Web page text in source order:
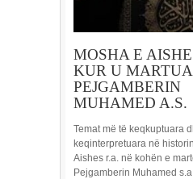
MOSHA E
KUR U
PEJGAMBERIN
MUHAMED A.S.
Temat më të keqkuptuara
keqinterpretuara në
Aishes r.a. në kohën e
Pejgamberin Muhamed